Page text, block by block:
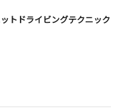
トドライビングテクニック